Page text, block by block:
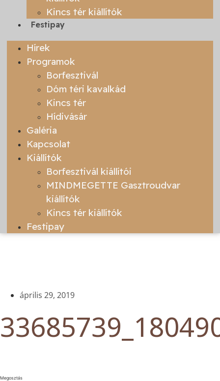
Kincs tér kiállítók
Festipay
Hírek
Programok
Borfesztivál
Dóm téri kavalkád
Kincs tér
Hídivásár
Galéria
Kapcsolat
Kiállítók
Borfesztivál kiállítói
MINDMEGETTE Gasztroudvar
kiállítók
Kincs tér kiállítók
Festipay
április 29, 2019
Megosztás